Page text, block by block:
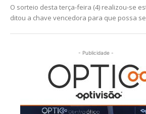
O sorteio desta terça-feira (4) realizou-se
ditou a chave vencedora para que possa
- Publicidade -